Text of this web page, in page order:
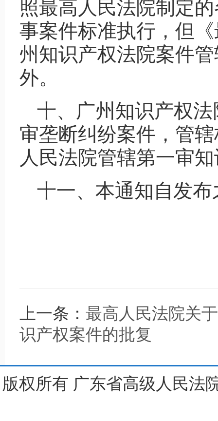
照最高人民法院制定
事案件标准执行，但
州知识产权法院案件
外。
十、广州知识产权
审垄断纠纷案件，管
人民法院管辖第一审
十一、本通知自发
上一条： 最高人民法院关
识产权案件的批复
版权所有 广东省高级人民法